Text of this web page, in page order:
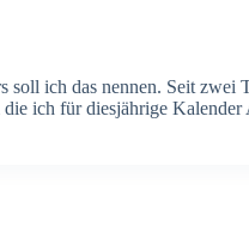
ich das nennen. Seit zwei
ich für diesjährige